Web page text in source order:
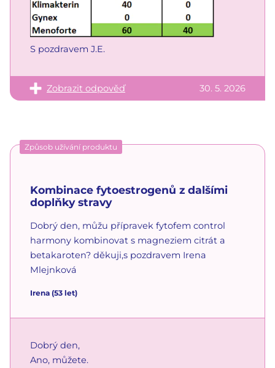
S pozdravem J.E.
Zobrazit odpověď 30. 5. 2026
Způsob užívání produktu
Kombinace fytoestrogenů z dalšími
doplňky stravy
Dobrý den, můžu přípravek fytofem control
harmony kombinovat s magneziem citrát a
betakaroten? děkuji,s pozdravem Irena
Mlejnková
Irena (53 let)
Dobrý den,
Ano, můžete.